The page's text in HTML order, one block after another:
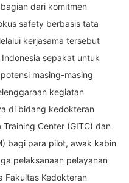
dari komitmen
safety berbasis tata
kerjasama tersebut
sepakat untuk
masing-masing
kegiatan
di bidang kedokteran
Center (GITC) dan
bagi para pilot, awak kabin
pelaksanaan pelayanan
Fakultas Kedokteran